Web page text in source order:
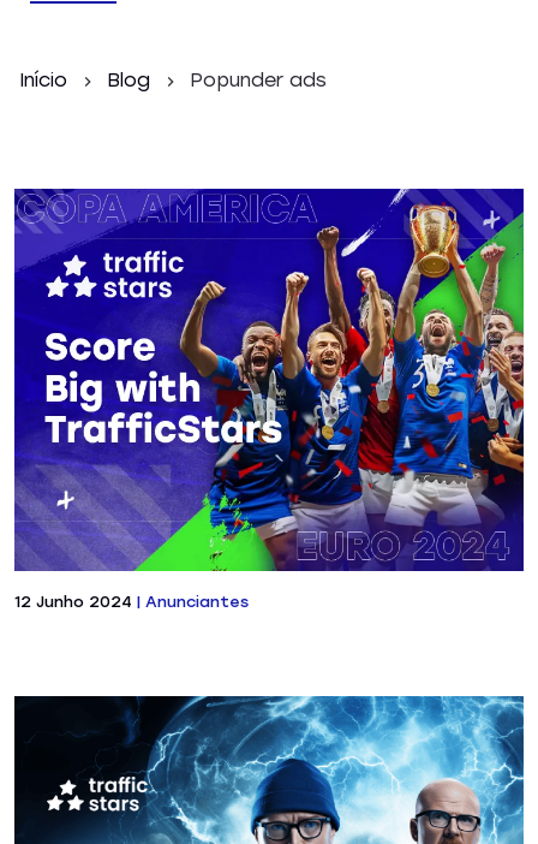
Início Blog Popunder ads
12 Junho 2024 | Anunciantes